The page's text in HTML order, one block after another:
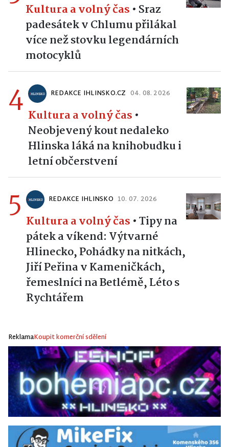
GABRIELA VOLFOVÁ
(REDAKCE)
13. 07.
2026
Kultura a volný čas•Sraz
padesátek v Chlumu přilákal
více než stovku legendárních
motocyklů
REDAKCE IHLINSKO.CZ
Kultura a volný čas•
Neobjevený kout nedaleko
Hlinska láká na knihobudku i
letní občerstvení
REDAKCE IHLINSKO 10. 07. 2026
Kultura a volný čas•Tipy na
pátek a víkend: Výtvarné
Hlinecko, Pohádky na nitkách,
Jiří Peřina v Kameničkách,
ReklamaKoupit komerční sdělení